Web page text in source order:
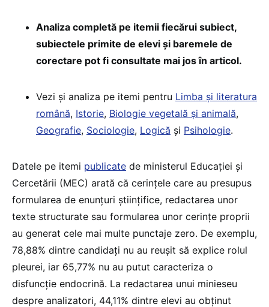
Analiza completă pe itemii fiecărui subiect,
subiectele primite de elevi și baremele de
corectare pot fi consultate mai jos în articol.
Vezi și analiza pe itemi pentru Limba și literatura
română, Istorie, Biologie vegetală și animală,
Geografie, Sociologie, Logică și Psihologie.
Datele pe itemi publicate de ministerul Educației și
Cercetării (MEC) arată că cerințele care au presupus
formularea de enunțuri științifice, redactarea unor
texte structurate sau formularea unor cerințe proprii
au generat cele mai multe punctaje zero. De exemplu,
78,88% dintre candidați nu au reușit să explice rolul
pleurei, iar 65,77% nu au putut caracteriza o
disfuncție endocrină. La redactarea unui minieseu
despre analizatori, 44,11% dintre elevi au obținut